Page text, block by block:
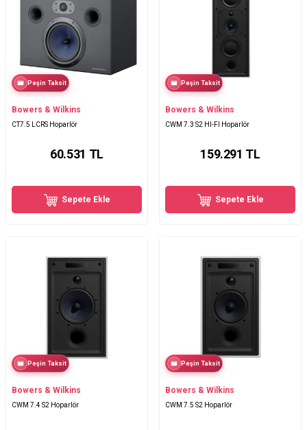
Peşin Taksit
Bowers & Wilkins
CT7.5 LCRS Hoparlör
60.531 TL
Sepete Ekle
Peşin Taksit
Bowers & Wilkins
CWM 7.3 S2 HI-FI Hoparlör
159.291 TL
Sepete Ekle
Peşin Taksit
Bowers & Wilkins
CWM 7.4 S2 Hoparlör
Peşin Taksit
Bowers & Wilkins
CWM 7.5 S2 Hoparlör